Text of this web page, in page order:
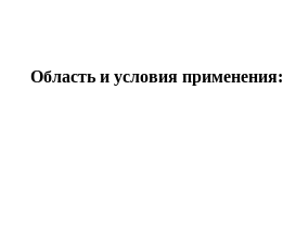
Область и условия применения: